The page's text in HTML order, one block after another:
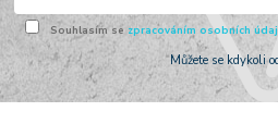
Souhlasím se zpracováním osobních
Můžete se kdykoli